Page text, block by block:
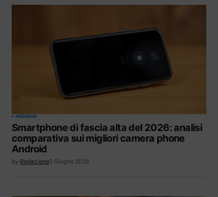
ANDROID
Smartphone di fascia alta del 2026: analisi
comparativa sui migliori camera phone
Android
by Redazione2 Giugno 2026